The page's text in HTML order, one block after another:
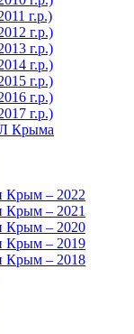
г.р.)
г.р.)
г.р.)
г.р.)
г.р.)
г.р.)
г.р.)
Крыма
Крым – 2022
Крым – 2021
Крым – 2020
Крым – 2019
Крым – 2018